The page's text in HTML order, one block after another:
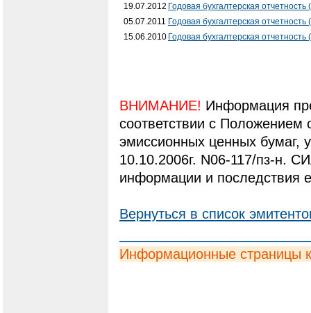
19.07.2012 Годовая бухгалтерская отчетность
05.07.2011 Годовая бухгалтерская отчетность
15.06.2010 Годовая бухгалтерская отчетность
ВНИМАНИЕ! Информация
соответствии с
эмиссионных ценных
10.10.2006г. N06-117/пз-н.
информации и последствия
Вернуться в список
Информационные страницы